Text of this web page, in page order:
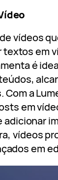
vídeos
em
é
a
em
vídeos
em